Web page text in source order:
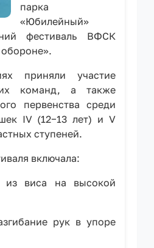
парка
«Юбилейный»
фестиваль ВФСК
обороне».
приняли участие
команд, а также
первенства среди
IV (12−13 лет) и V
ступеней.
включала:
из виса на высокой
рук в упоре